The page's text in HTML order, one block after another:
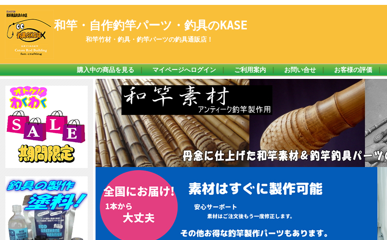
和竿・自作釣竿パーツ・釣具のKASE
和竿竹材・釣具・釣竿パーツの釣具通販店！
購入中の商品を見る｜ マイページへログイン｜ ご利用案内｜ お問い合せ｜ お客様の評価｜